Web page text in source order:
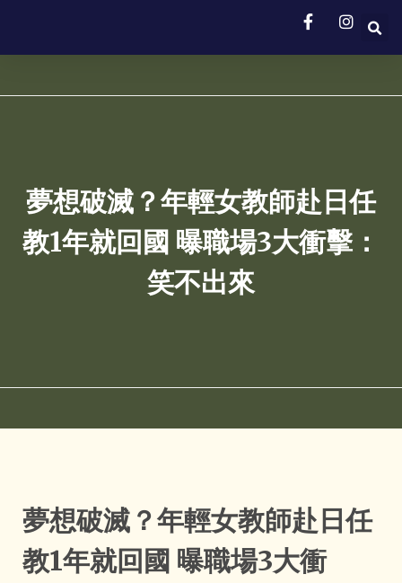
夢想破滅？年輕女教師赴日任
教1年就回國 曝職場3大衝擊：
笑不出來
夢想破滅？年輕女教師赴日任
教1年就回國 曝職場3大衝